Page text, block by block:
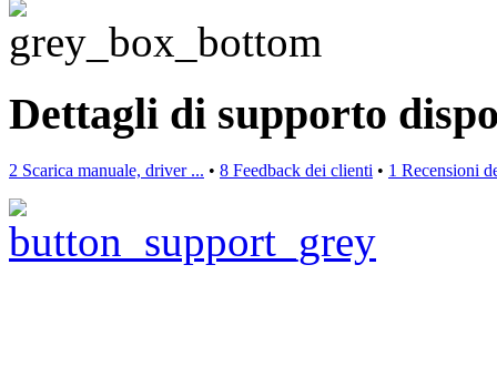
Dettagli di supporto
2 Scarica manuale, driver ... • 8 Feedback dei clienti • 1 Recensioni